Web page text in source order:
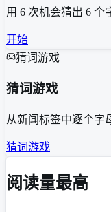
用 6 次机会猜出 6
开始
猜词游戏
猜词游戏
从新闻标签中逐个字
猜词游戏
阅读量最高